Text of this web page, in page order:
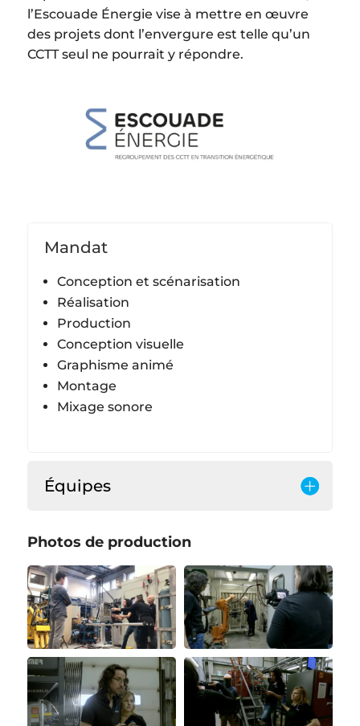
l’Escouade Énergie vise à mettre en œuvre
des projets dont l’envergure est telle qu’un
CCTT seul ne pourrait y répondre.
Mandat
Conception et scénarisation
Réalisation
Production
Conception visuelle
Graphisme animé
Montage
Mixage sonore
Équipes
Photos de production